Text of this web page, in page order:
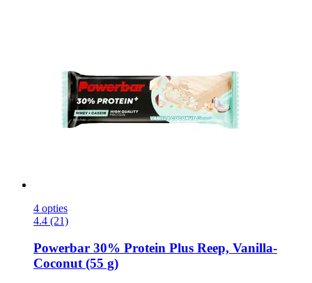
4 opties
4.4 (21)
Powerbar 30% Protein Plus Reep, Vanilla-​
Coconut (55 g)